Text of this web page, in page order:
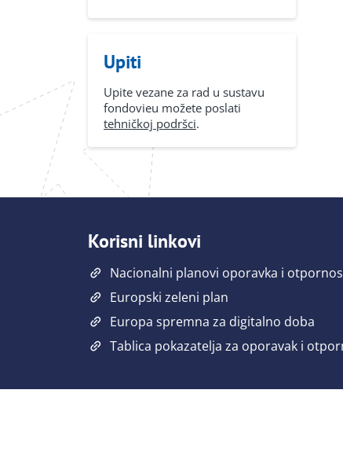
Upiti
Upite vezane za rad u sustavu
fondovieu možete poslati
tehničkoj podršci.
Korisni linkovi
Nacionalni planovi oporavka i
Europski zeleni plan
Europa spremna za digitalno doba
Tablica pokazatelja za oporavak i